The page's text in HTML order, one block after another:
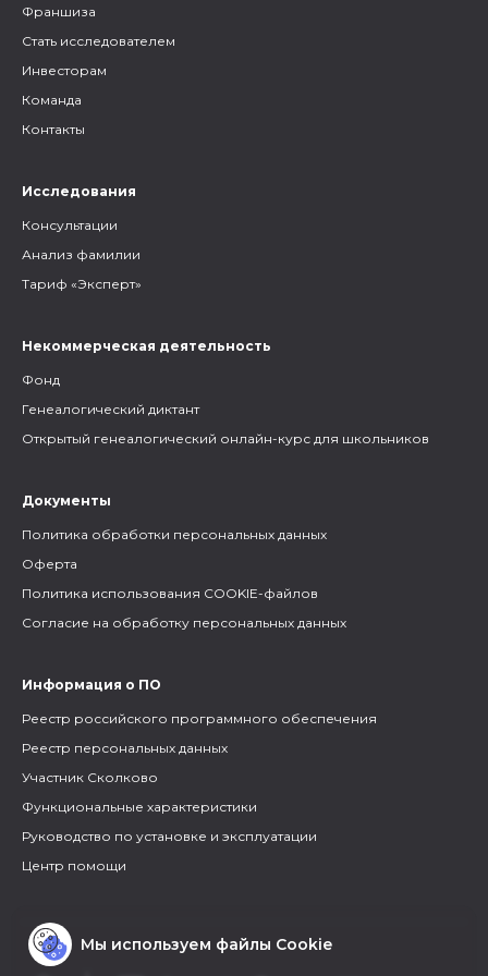
Франшиза
Стать исследователем
Инвесторам
Команда
Контакты
Исследования
Консультации
Анализ фамилии
Тариф «Эксперт»
Некоммерческая деятельность
Фонд
Генеалогический диктант
Открытый генеалогический онлайн-курс для школьников
Документы
Политика обработки персональных данных
Оферта
Политика использования COOKIE-файлов
Согласие на обработку персональных данных
Информация о ПО
Реестр российского программного обеспечения
Реестр персональных данных
Участник Сколково
Функциональные характеристики
Руководство по установке и эксплуатации
Центр помощи
Мы используем файлы Cookie